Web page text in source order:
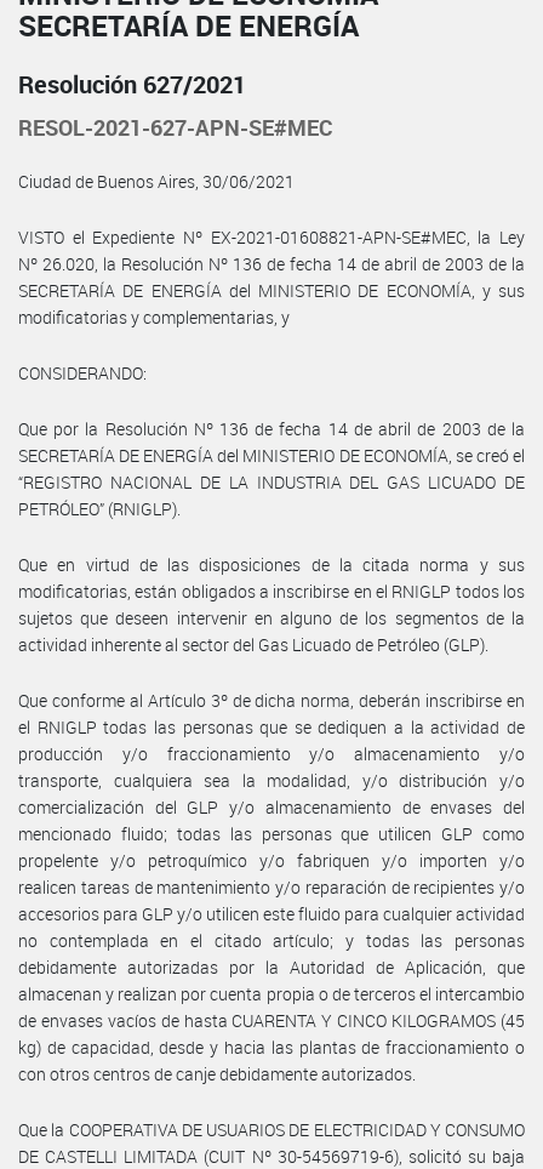
SECRETARÍA DE ENERGÍA
Resolución 627/2021
RESOL-2021-627-APN-SE#MEC
Ciudad de Buenos Aires, 30/06/2021
VISTO el Expediente Nº EX-2021-01608821-APN-SE#MEC, la Ley
Nº 26.020, la Resolución Nº 136 de fecha 14 de abril de 2003 de la
SECRETARÍA DE ENERGÍA del MINISTERIO DE ECONOMÍA, y sus
modificatorias y complementarias, y
CONSIDERANDO:
Que por la Resolución Nº 136 de fecha 14 de abril de 2003 de la
SECRETARÍA DE ENERGÍA del MINISTERIO DE ECONOMÍA, se creó el
“REGISTRO NACIONAL DE LA INDUSTRIA DEL GAS LICUADO DE
PETRÓLEO” (RNIGLP).
Que en virtud de las disposiciones de la citada norma y sus
modificatorias, están obligados a inscribirse en el RNIGLP todos los
sujetos que deseen intervenir en alguno de los segmentos de la
actividad inherente al sector del Gas Licuado de Petróleo (GLP).
Que conforme al Artículo 3º de dicha norma, deberán inscribirse en
el RNIGLP todas las personas que se dediquen a la actividad de
producción y/o fraccionamiento y/o almacenamiento y/o
transporte, cualquiera sea la modalidad, y/o distribución y/o
comercialización del GLP y/o almacenamiento de envases del
mencionado fluido; todas las personas que utilicen GLP como
propelente y/o petroquímico y/o fabriquen y/o importen y/o
realicen tareas de mantenimiento y/o reparación de recipientes y/o
accesorios para GLP y/o utilicen este fluido para cualquier actividad
no contemplada en el citado artículo; y todas las personas
debidamente autorizadas por la Autoridad de Aplicación, que
almacenan y realizan por cuenta propia o de terceros el intercambio
de envases vacíos de hasta CUARENTA Y CINCO KILOGRAMOS (45
kg) de capacidad, desde y hacia las plantas de fraccionamiento o
con otros centros de canje debidamente autorizados.
Que la COOPERATIVA DE USUARIOS DE ELECTRICIDAD Y CONSUMO
DE CASTELLI LIMITADA (CUIT Nº 30-54569719-6), solicitó su baja